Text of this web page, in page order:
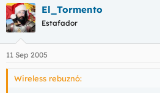
El_Tormento
Estafador
11 Sep 2005
Wireless rebuznó: